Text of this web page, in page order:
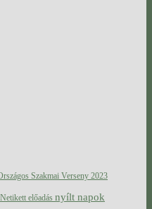
Szakmai Verseny 2023
Netikett előadás nyílt napok